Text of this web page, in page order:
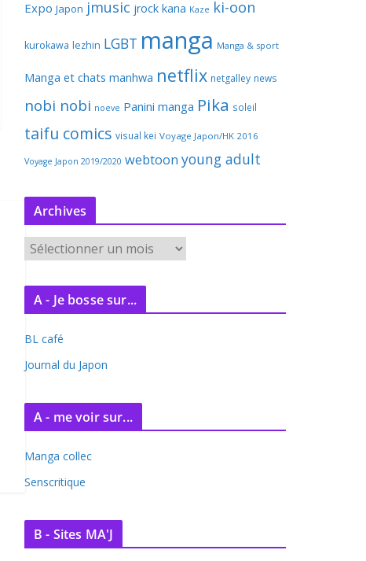
Expo Japon jmusic jrock kana Kaze ki-oon
kurokawa lezhin LGBT manga Manga & sport
Manga et chats manhwa netflix netgalley news
nobi nobi noeve Panini manga Pika soleil
taifu comics visual kei Voyage Japon/HK 2016
Voyage Japon 2019/2020 webtoon young adult
Archives
r
c
v
e
A - Je bosse sur...
BL café
Journal du Japon
A - me voir sur...
Manga collec
Senscritique
B - Sites MA'J